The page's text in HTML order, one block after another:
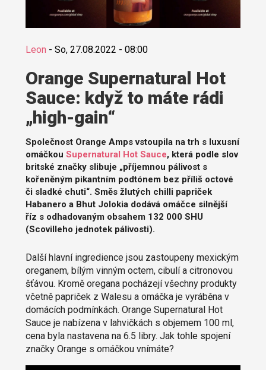
Leon - So, 27.08.2022 - 08:00
Orange Supernatural Hot
Sauce: když to máte rádi
„high-gain“
Společnost Orange Amps vstoupila na trh s luxusní
omáčkou Supernatural Hot Sauce, která podle slov
britské značky slibuje „příjemnou pálivost s
kořeněným pikantním podtónem bez příliš octové
či sladké chuti“. Směs žlutých chilli papriček
Habanero a Bhut Jolokia dodává omáčce silnější
říz s odhadovaným obsahem 132 000 SHU
(Scovilleho jednotek pálivosti).
Další hlavní ingredience jsou zastoupeny mexickým
oreganem, bílým vinným octem, cibulí a citronovou
šťávou. Kromě oregana pocházejí všechny produkty
včetně papriček z Walesu a omáčka je vyráběna v
domácích podmínkách. Orange Supernatural Hot
Sauce je nabízena v lahvičkách s objemem 100 ml,
cena byla nastavena na 6.5 libry. Jak tohle spojení
značky Orange s omáčkou vnímáte?